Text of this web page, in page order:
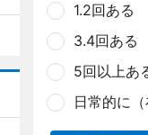
1.2回ある
3.4回ある
5回以上あ
日常的に（